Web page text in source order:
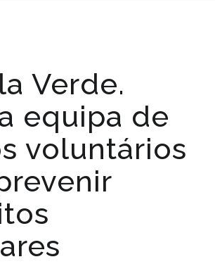
Verde.
equipa de
voluntários